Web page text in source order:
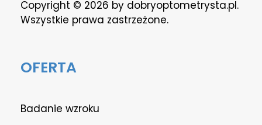
Copyright © 2026 by dobryoptometrysta.pl.
Wszystkie prawa zastrzeżone.
OFERTA
Badanie wzroku